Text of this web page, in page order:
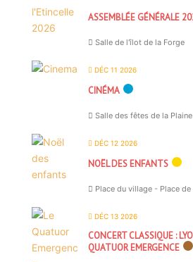
ASSEMBLÉE GÉNÉRALE
Salle de l'îlot de la Forge
DÉC 11 2026
CINÉMA
Salle des fêtes de la Plaine
DÉC 12 2026
NOËL DES ENFANTS
Place du village - Place
DÉC 13 2026
CONCERT CLASSIQUE :
QUATUOR EMERGENCE